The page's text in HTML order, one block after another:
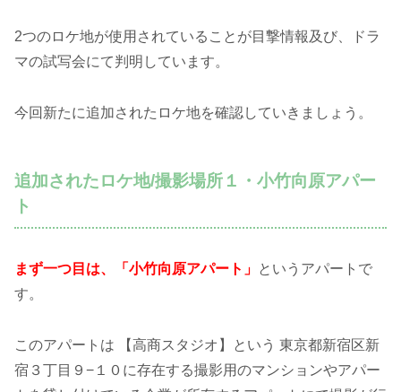
2つのロケ地が使用されていることが目撃情報及び、ドラ
マの試写会にて判明しています。
今回新たに追加されたロケ地を確認していきましょう。
追加されたロケ地/撮影場所１・小竹向原アパー
ト
まず一つ目は、「小竹向原アパート」 というアパートで
す。
このアパートは 【高商スタジオ】という 東京都新宿区新
宿３丁目９−１０に存在する撮影用のマンションやアパー